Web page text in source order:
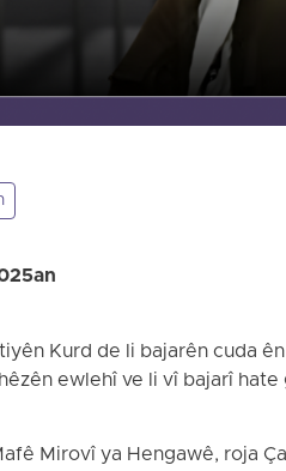
Kurd de li bajarên cuda
ewlehî ve li vî bajarî
Mirovî ya Hengawê, roja